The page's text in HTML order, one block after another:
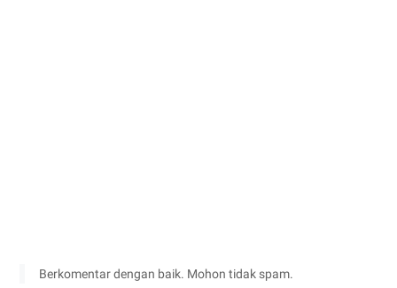
Berkomentar dengan baik. Mohon tidak spam.